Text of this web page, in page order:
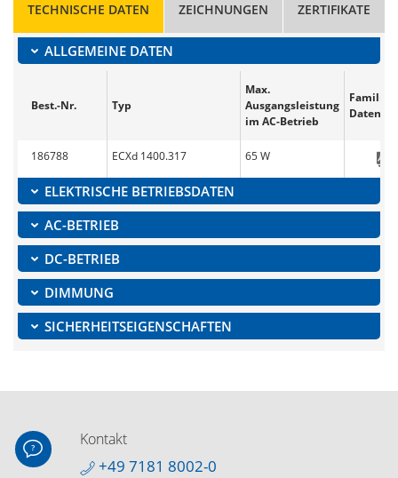
TECHNISCHE DATEN ZEICHNUNGEN ZERTIFIKATE
ALLGEMEINE DATEN
Best.-Nr. Typ
Max.
Ausgangsleistung
im AC-Betrieb
186788 ECXd 1400.317 65 W
ELEKTRISCHE BETRIEBSDATEN
AC-BETRIEB
DC-BETRIEB
DIMMUNG
SICHERHEITSEIGENSCHAFTEN
Kontakt
+49 7181 8002-0